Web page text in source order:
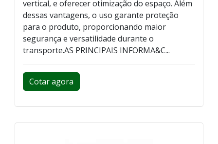
vertical, e oferecer otimização do espaço. Além
dessas vantagens, o uso garante proteção
para o produto, proporcionando maior
segurança e versatilidade durante o
transporte.AS PRINCIPAIS INFORMA&C...
Cotar agora